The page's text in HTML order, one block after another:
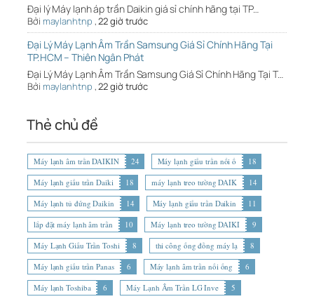
Đại lý Máy lạnh áp trần Daikin giá sỉ chính hãng tại TP…
Bởi maylanhtnp ,22 giờ trước
Đại Lý Máy Lạnh Âm Trần Samsung Giá Sỉ Chính Hãng Tại
TP.HCM – Thiên Ngân Phát
Đại Lý Máy Lạnh Âm Trần Samsung Giá Sỉ Chính Hãng Tại T…
Bởi maylanhtnp ,22 giờ trước
Thẻ chủ đề
Máy lạnh âm trần DAIKIN 24 Máy lạnh giấu trần nối ố
18
Máy lạnh giấu trần Daiki
18 máy lạnh treo tường DAIK
14
Máy lạnh tủ đứng Daikin
14 Máy lạnh giấu trần Daikin
11
lắp đặt máy lạnh âm trần
10 Máy lạnh treo tường DAIKI
9
Máy Lạnh Giấu Trần Toshi
8 thi công ống đồng máy lạ
8
Máy lạnh giấu trần Panas
6 Máy lạnh âm trần nối ống
6
Máy lạnh Toshiba
6 Máy Lạnh Âm Trần LG Inve
5